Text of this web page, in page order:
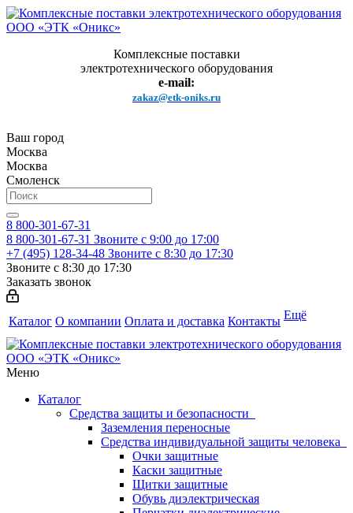
Комплексные поставки
электротехнического оборудования
e-mail:
zakaz@etk-oniks.ru
Ваш город
Москва
Москва
Смоленск
8 800-301-67-31
8 800-301-67-31 Звоните с 9:00 до 17:00
+7 (495) 128-34-48 Звоните с 8:30 до 17:30
Звоните с 8:30 до 17:30
Заказать звонок
Каталог О компании Оплата и доставка Контакты Ещё
Меню
Каталог
Средства защиты и безопасности
Заземления переносные
Средства индивидуальной защиты человека
Очки защитные
Каски защитные
Щитки защитные
Обувь диэлектрическая